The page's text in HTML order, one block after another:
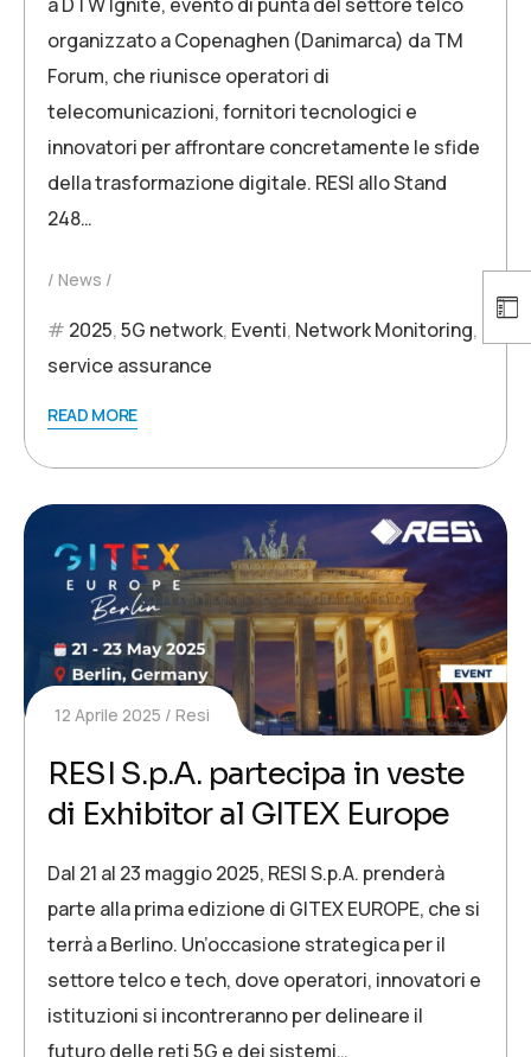
organizzato a Copenaghen (Danimarca) da TM
Forum, che riunisce operatori di
telecomunicazioni, fornitori tecnologici e
innovatori per affrontare concretamente le sfide
della trasformazione digitale. RESI allo Stand
248…
News
2025,5G network, Eventi, Network Monitoring,
service assurance
READ MORE
12 Aprile 2025 Resi
RESI S.p.A. partecipa in veste
di Exhibitor al GITEX Europe
Dal 21 al 23 maggio 2025, RESI S.p.A. prenderà
parte alla prima edizione di GITEX EUROPE, che si
terrà a Berlino. Un’occasione strategica per il
settore telco e tech, dove operatori, innovatori e
istituzioni si incontreranno per delineare il
futuro delle reti 5G e dei sistemi…